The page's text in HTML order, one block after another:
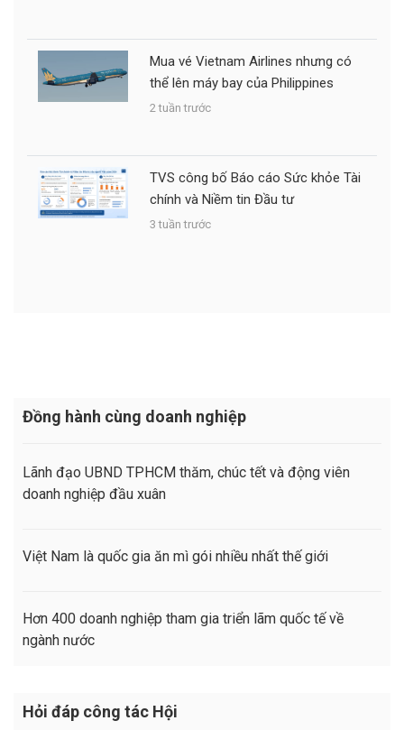
Mua vé Vietnam Airlines nhưng có
thể lên máy bay của Philippines
2 tuần trước
TVS công bố Báo cáo Sức khỏe Tài
chính và Niềm tin Đầu tư
3 tuần trước
Đồng hành cùng doanh nghiệp
Lãnh đạo UBND TPHCM thăm, chúc tết và động viên
doanh nghiệp đầu xuân
Việt Nam là quốc gia ăn mì gói nhiều nhất thế giới
Hơn 400 doanh nghiệp tham gia triển lãm quốc tế về
ngành nước
Hỏi đáp công tác Hội